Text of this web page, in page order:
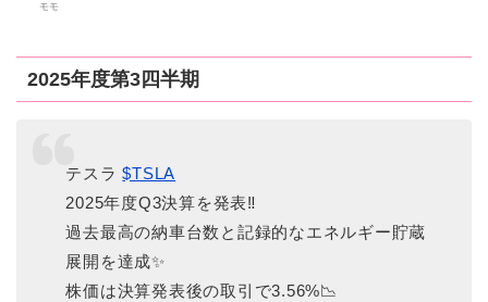
モモ
2025年度第3四半期
テスラ$TSLA
2025年度Q3決算を発表‼️
過去最高の納車台数と記録的なエネルギー貯蔵
展開を達成✨
株価は決算発表後の取引で3.56%📉